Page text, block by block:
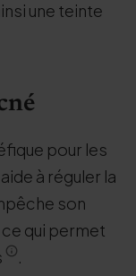
une teinte
pour les
à réguler la
son
qui permet
.